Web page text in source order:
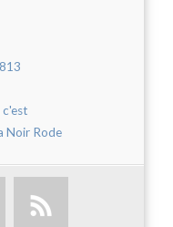
Noir Rode